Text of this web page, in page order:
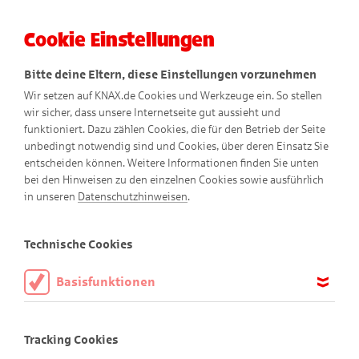
Bewegte Comics
Nichts für schwache Nerven
doch dann passiert etwas Überraschendes.
Cookie Einstellungen
Bitte deine Eltern, diese Einstellungen vorzunehmen
Wir setzen auf KNAX.de Cookies und Werkzeuge ein. So stellen
wir sicher, dass unsere Internetseite gut aussieht und
funktioniert. Dazu zählen Cookies, die für den Betrieb der Seite
unbedingt notwendig sind und Cookies, über deren Einsatz Sie
entscheiden können. Weitere Informationen finden Sie unten
bei den Hinweisen zu den einzelnen Cookies sowie ausführlich
in unseren Datenschutzhinweisen.
Technische Cookies
Basisfunktionen
aktiviert sein.
Tracking Cookies